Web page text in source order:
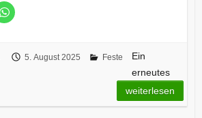
5. August 2025 Feste
Ein
erneutes
weiterlesen